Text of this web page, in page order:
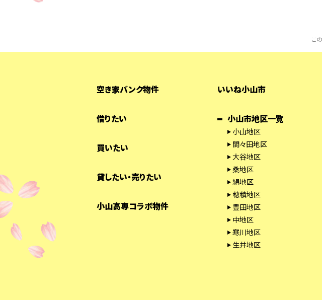
こ
空き家バンク物件
借りたい
買いたい
貸したい・売りたい
小山高専コラボ物件
いいね小山市
小山市地区一覧
小山地区
間々田地区
大谷地区
桑地区
絹地区
穂積地区
豊田地区
中地区
寒川地区
生井地区